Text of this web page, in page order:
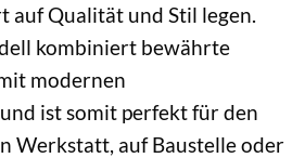
auf Qualität und Stil legen.
kombiniert bewährte
modernen
ist somit perfekt für den
Werkstatt, auf Baustelle oder